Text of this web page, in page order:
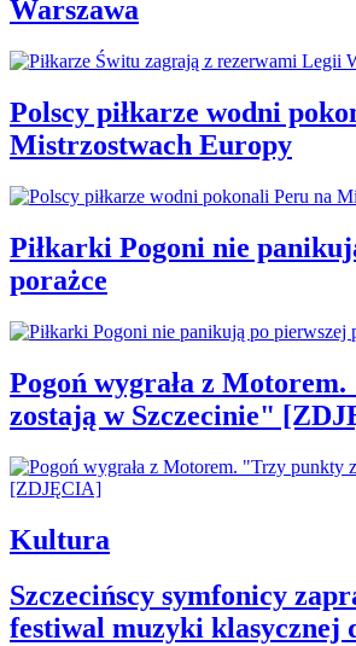
Warszawa
Polscy piłkarze wodni
Mistrzostwach Europy
Piłkarki Pogoni nie
porażce
Pogoń wygrała z
zostają w Szczecinie"
Kultura
Szczecińscy symfonicy
festiwal muzyki klasycznej